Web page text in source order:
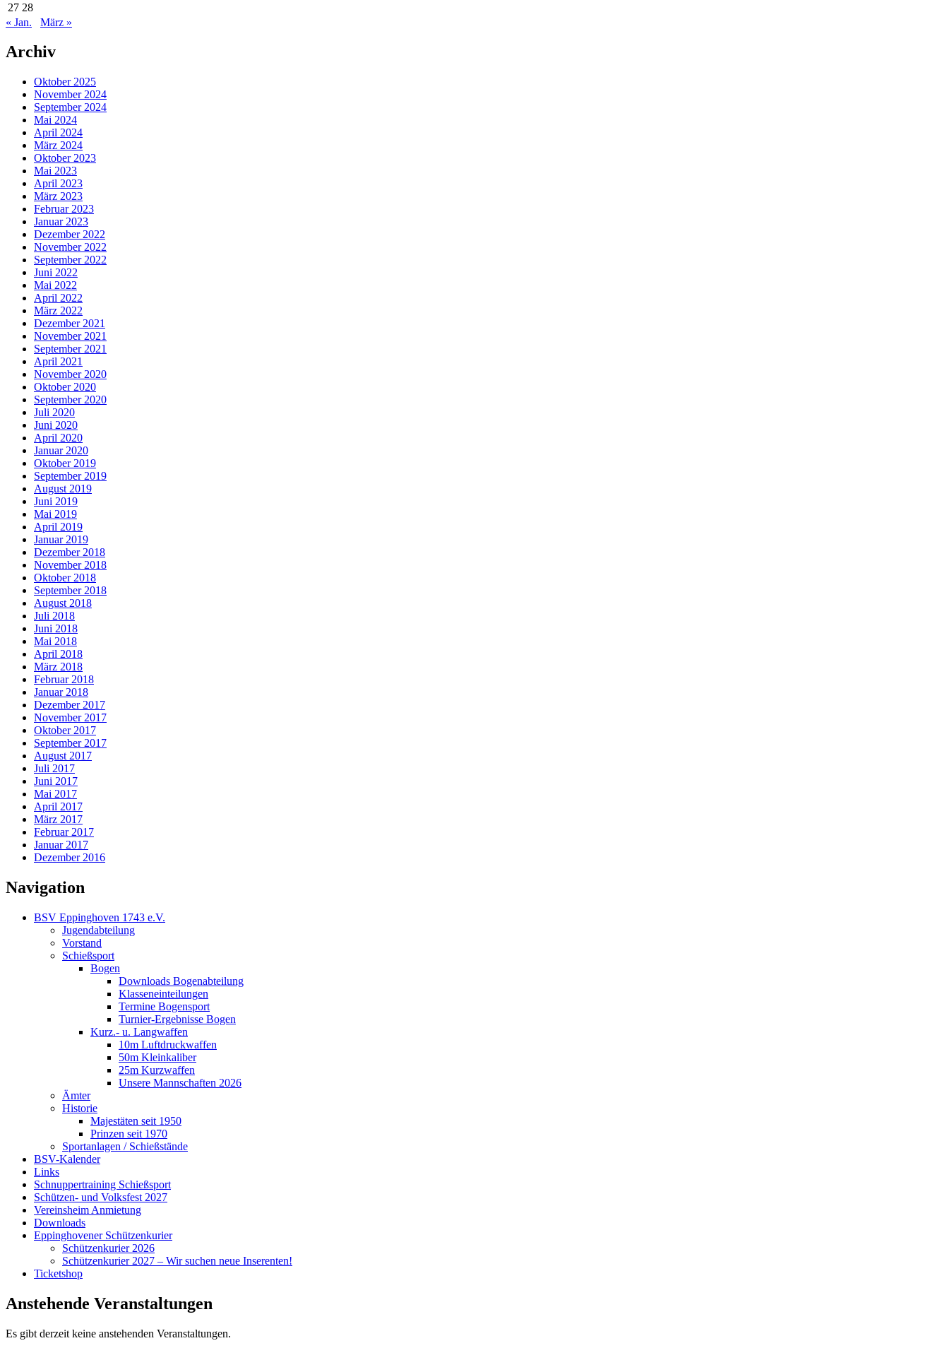
27 28
« Jan.
März »
Archiv
Oktober 2025
November 2024
September 2024
Mai 2024
April 2024
März 2024
Oktober 2023
Mai 2023
April 2023
März 2023
Februar 2023
Januar 2023
Dezember 2022
November 2022
September 2022
Juni 2022
Mai 2022
April 2022
März 2022
Dezember 2021
November 2021
September 2021
April 2021
November 2020
Oktober 2020
September 2020
Juli 2020
Juni 2020
April 2020
Januar 2020
Oktober 2019
September 2019
August 2019
Juni 2019
Mai 2019
April 2019
Januar 2019
Dezember 2018
November 2018
Oktober 2018
September 2018
August 2018
Juli 2018
Juni 2018
Mai 2018
April 2018
März 2018
Februar 2018
Januar 2018
Dezember 2017
November 2017
Oktober 2017
September 2017
August 2017
Juli 2017
Juni 2017
Mai 2017
April 2017
März 2017
Februar 2017
Januar 2017
Dezember 2016
Navigation
BSV Eppinghoven 1743 e.V.
Jugendabteilung
Vorstand
Schießsport
Bogen
Downloads Bogenabteilung
Klasseneinteilungen
Termine Bogensport
Turnier-Ergebnisse Bogen
Kurz.- u. Langwaffen
10m Luftdruckwaffen
50m Kleinkaliber
25m Kurzwaffen
Unsere Mannschaften 2026
Ämter
Historie
Majestäten seit 1950
Prinzen seit 1970
Sportanlagen / Schießstände
BSV-Kalender
Links
Schnuppertraining Schießsport
Schützen- und Volksfest 2027
Vereinsheim Anmietung
Downloads
Eppinghovener Schützenkurier
Schützenkurier 2026
Schützenkurier 2027 – Wir suchen neue Inserenten!
Ticketshop
Anstehende Veranstaltungen
Es gibt derzeit keine anstehenden Veranstaltungen.